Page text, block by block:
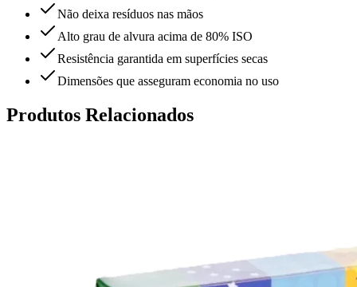
Não deixa resíduos nas mãos
Alto grau de alvura acima de 80% ISO
Resistência garantida em superfícies secas
Dimensões que asseguram economia no uso
Produtos Relacionados